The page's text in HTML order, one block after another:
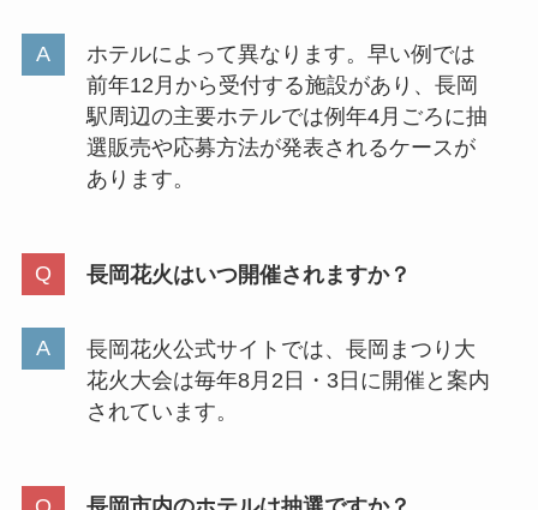
ホテルによって異なります。早い例では
前年12月から受付する施設があり、長岡
駅周辺の主要ホテルでは例年4月ごろに抽
選販売や応募方法が発表されるケースが
あります。
長岡花火はいつ開催されますか？
長岡花火公式サイトでは、長岡まつり大
花火大会は毎年8月2日・3日に開催と案内
されています。